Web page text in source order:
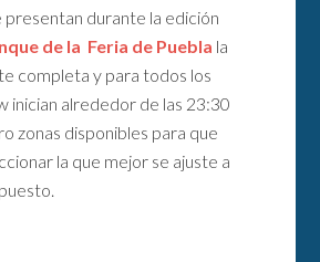
presentan durante la edición
de la Feria de Puebla la
completa y para todos los
inician alrededor de las 23:30
zonas disponibles para que
la que mejor se ajuste a